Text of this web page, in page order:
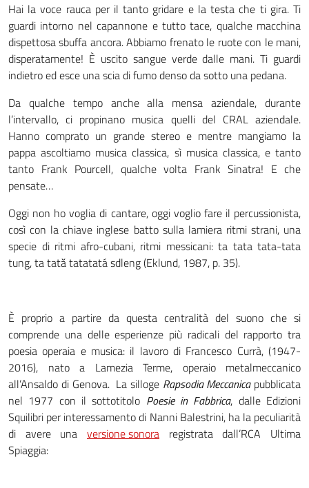
Hai la voce rauca per il tanto gridare e la testa che ti gira. Ti
guardi intorno nel capannone e tutto tace, qualche macchina
dispettosa sbuffa ancora. Abbiamo frenato le ruote con le mani,
disperatamente! È uscito sangue verde dalle mani. Ti guardi
indietro ed esce una scia di fumo denso da sotto una pedana.
Da qualche tempo anche alla mensa aziendale, durante
l’intervallo, ci propinano musica quelli del CRAL aziendale.
Hanno comprato un grande stereo e mentre mangiamo la
pappa ascoltiamo musica classica, sì musica classica, e tanto
tanto Frank Pourcell, qualche volta Frank Sinatra! E che
pensate…
Oggi non ho voglia di cantare, oggi voglio fare il percussionista,
così con la chiave inglese batto sulla lamiera ritmi strani, una
specie di ritmi afro-cubani, ritmi messicani: ta tata tata-tata
tung, ta tată tatatatá sdleng (Eklund, 1987, p. 35).
È proprio a partire da questa centralità del suono che si
comprende una delle esperienze più radicali del rapporto tra
poesia operaia e musica: il lavoro di Francesco Currà, (1947-
2016), nato a Lamezia Terme, operaio metalmeccanico
all’Ansaldo di Genova. La silloge Rapsodia Meccanicapubblicata
nel 1977 con il sottotitolo Poesie in Fabbrica, dalle Edizioni
Squilibri per interessamento di Nanni Balestrini, ha la peculiarità
di avere una versione sonora registrata dall’RCA Ultima
Spiaggia: